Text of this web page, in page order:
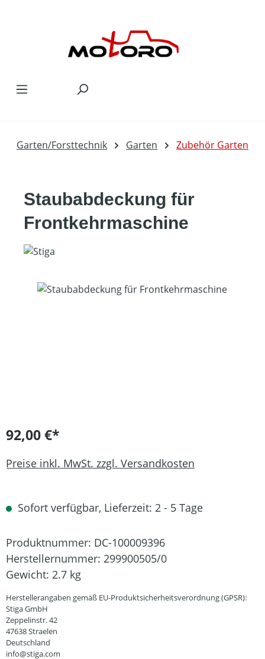
Garten/Forsttechnik Garten Zubehör Garten
Staubabdeckung für
Frontkehrmaschine
Bildergalerie überspringen
92,00 €*
Preise inkl. MwSt. zzgl. Versandkosten
Sofort verfügbar, Lieferzeit: 2 - 5 Tage
Produktnummer: DC-100009396
Herstellernummer: 299900505/0
Gewicht: 2.7 kg
Herstellerangaben gemäß EU-Produktsicherheitsverordnung (GPSR):
Stiga GmbH
Zeppelinstr. 42
47638 Straelen
Deutschland
info@stiga.com